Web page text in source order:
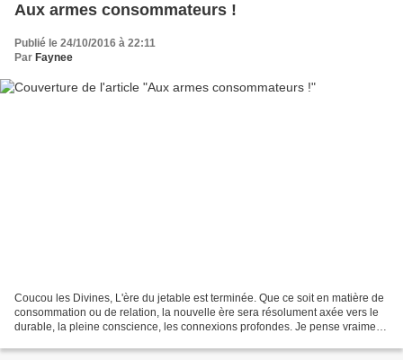
Aux armes consommateurs !
Publié le 24/10/2016 à 22:11
Par Faynee
Coucou les Divines, L'ère du jetable est terminée. Que ce soit en matière de
consommation ou de relation, la nouvelle ère sera résolument axée vers le
durable, la pleine conscience, les connexions profondes. Je pense vraiment